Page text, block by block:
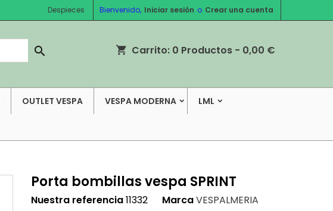
Bienvenido, Iniciar sesión o Crear una cuenta
Despieces
shopping_cart Carrito: 0 Productos - 0,00 €

OUTLET VESPA VESPA MODERNA LML
Porta bombillas vespa SPRINT
Nuestra referencia11332 MarcaVESPALMERIA